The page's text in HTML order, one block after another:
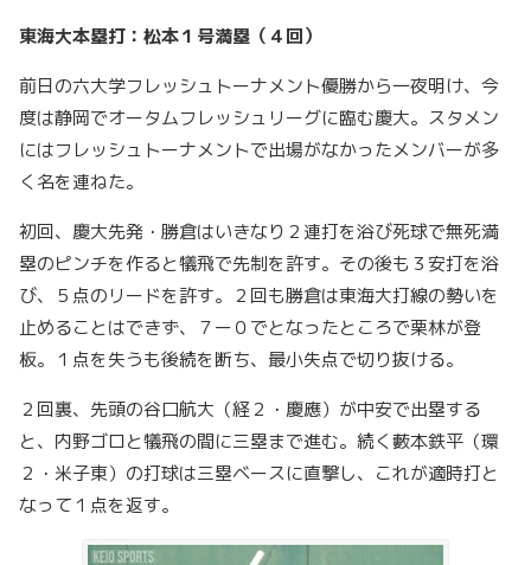
東海大本塁打：松本１号満塁（４回）
前日の六大学フレッシュトーナメント優勝から一夜明け、今
度は静岡でオータムフレッシュリーグに臨む慶大。スタメン
にはフレッシュトーナメントで出場がなかったメンバーが多
く名を連ねた。
初回、慶大先発・勝倉はいきなり２連打を浴び死球で無死満
塁のピンチを作ると犠飛で先制を許す。その後も３安打を浴
び、５点のリードを許す。２回も勝倉は東海大打線の勢いを
止めることはできず、７ー０でとなったところで栗林が登
板。１点を失うも後続を断ち、最小失点で切り抜ける。
２回裏、先頭の谷口航大（経２・慶應）が中安で出塁する
と、内野ゴロと犠飛の間に三塁まで進む。続く藪本鉄平（環
２・米子東）の打球は三塁ベースに直撃し、これが適時打と
なって１点を返す。